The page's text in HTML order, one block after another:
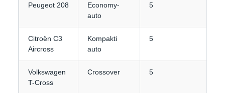
Peugeot 208
Economy-
auto
5
Citroën C3
Aircross
Kompakti
auto
5
Volkswagen
T-Cross
Crossover 5